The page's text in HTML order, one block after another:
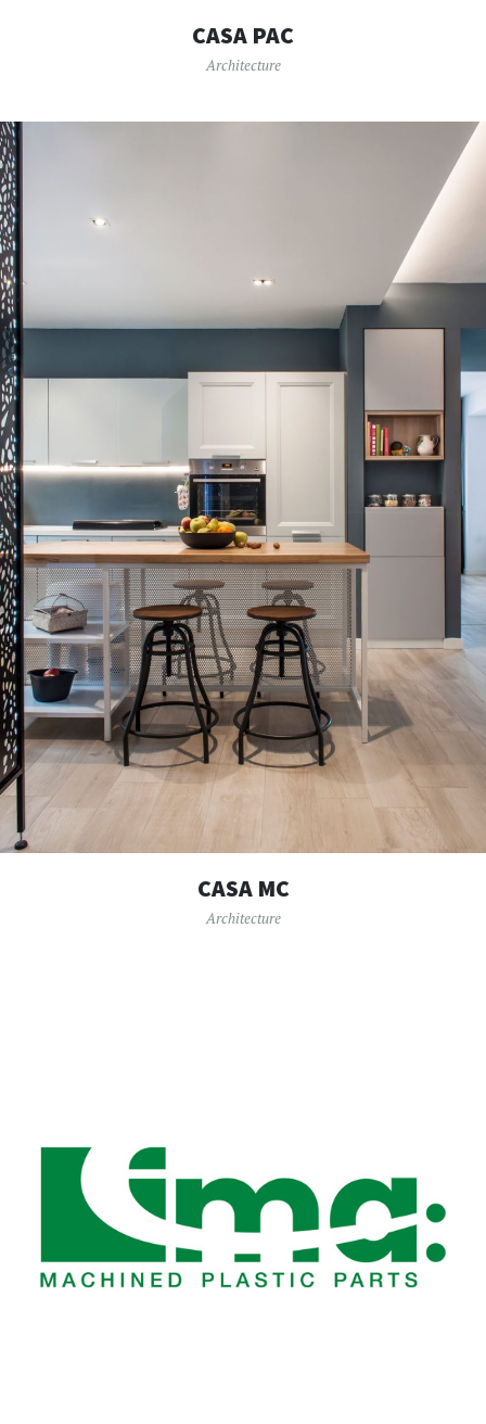
CASA PAC
Architecture
CASA MC
Architecture